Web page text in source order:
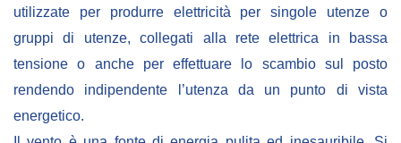
utilizzate per produrre elettricità per singole utenze o
gruppi di utenze, collegati alla rete elettrica in bassa
tensione o anche per effettuare lo scambio sul posto
rendendo indipendente l’utenza da un punto di vista
energetico.